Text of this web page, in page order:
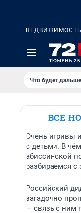
НЕДВИЖИМОСТЬ
Что будет
ВСЕ
Очень игривы
с детьми. В
абиссинской
разбираемся с
Российский
загадочно
— связь с ним